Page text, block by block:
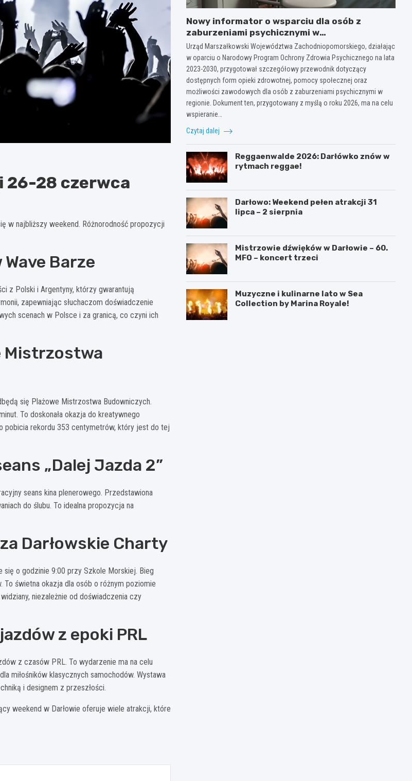
26-28 czerwca
w najbliższy weekend. Różnorodność propozycji
Barze
z Polski i Argentyny, którzy gwarantują
zapewniając słuchaczom doświadczenie
scenach w Polsce i za granicą, co czyni ich
Mistrzostwa
się Plażowe Mistrzostwa Budowniczych.
To doskonała okazja do kreatywnego
pobicia rekordu 353 centymetrów, który jest do tej
„Dalej Jazda 2”
seans kina plenerowego. Przedstawiona
do ślubu. To idealna propozycja na
Darłowskie Charty
o godzinie 9:00 przy Szkole Morskiej. Bieg
świetna okazja dla osób o różnym poziomie
niezależnie od doświadczenia czy
z epoki PRL
z czasów PRL. To wydarzenie ma na celu
miłośników klasycznych samochodów. Wystawa
i designem z przeszłości.
weekend w Darłowie oferuje wiele atrakcji, które
Nowy informator o wsparciu dla osób z
zaburzeniami psychicznymi w
Zachodniopomorskiem na 2026 rok
Urząd Marszałkowski Województwa Zachodniopomorskiego, działając
w oparciu o Narodowy Program Ochrony Zdrowia Psychicznego na lata
2023-2030, przygotował szczegółowy przewodnik dotyczący
dostępnych form opieki zdrowotnej, pomocy społecznej oraz
możliwości zawodowych dla osób z zaburzeniami psychicznymi w
regionie. Dokument ten, przygotowany z myślą o roku 2026, ma na celu
wspieranie…
Czytaj dalej
Reggaenwalde 2026: Darłówko znów w
rytmach reggae!
Darłowo: Weekend pełen atrakcji 31
lipca – 2 sierpnia
Mistrzowie dźwięków w Darłowie – 60.
MFO – koncert trzeci
Muzyczne i kulinarne lato w Sea
Collection by Marina Royale!